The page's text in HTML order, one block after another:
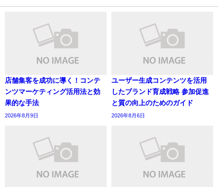
店舗集客を成功に導く！コンテ
ンツマーケティング活用法と効
果的な手法
2026年8月9日
ユーザー生成コンテンツを活用
したブランド育成戦略 参加促進
と質の向上のためのガイド
2026年8月6日